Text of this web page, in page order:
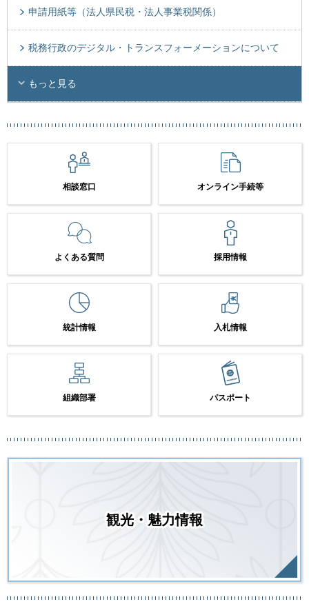
申請用紙等（法人県民税・法人事業税関係）
税務行政のデジタル・トランスフォーメーションについて
もっと見る
相談窓口 オンライン手続等
よくある質問 採用情報
統計情報 入札情報
組織部署 パスポート
観光・魅力情報